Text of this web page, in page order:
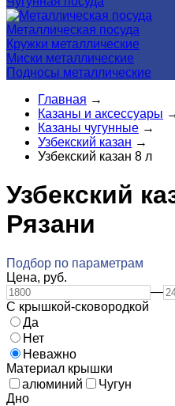
Металлическая посуда
Кружки металлические
Миски металлические
Подносы металлические
Главная →
Казаны и аксессуары
Казаны чугунные →
Узбекский казан →
Узбекский казан 8 л
Узбекский
Рязани
Подбор по параметрам
Цена, руб.
—
С крышкой-сковородкой
Да
Нет
Неважно
Материал крышки
алюминий
Чугун
Дно